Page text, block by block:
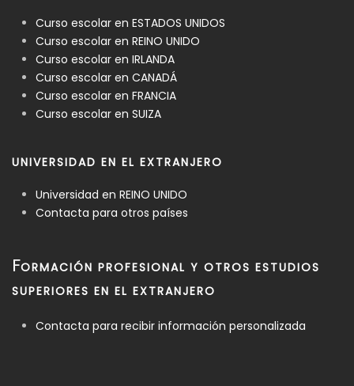
Curso escolar en ESTADOS UNIDOS
Curso escolar en REINO UNIDO
Curso escolar en IRLANDA
Curso escolar en CANADÁ
Curso escolar en FRANCIA
Curso escolar en SUIZA
UNIVERSIDAD EN EL EXTRANJERO
Universidad en REINO UNIDO
Contacta para otros países
FORMACIÓN PROFESIONAL Y OTROS ESTUDIOS
SUPERIORES EN EL EXTRANJERO
Contacta para recibir información personalizada